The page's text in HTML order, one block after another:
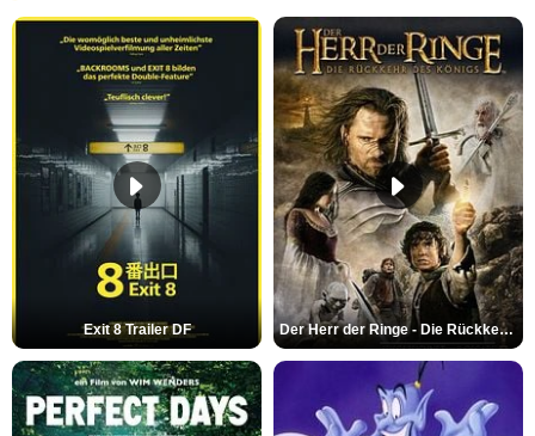
Exit 8 Trailer DF Der Herr der Ringe - Die Rückkehr des Königs Trailer OV